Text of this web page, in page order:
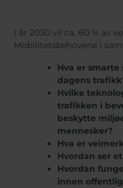
United
I år 2030 vil ca. 60 % av
Mobilitetsbehovene i
Hva er
dagens
Hvilke
trafikken i
beskytte
mennesker?
Hva er
Hvordan ser
Hvordan
innen